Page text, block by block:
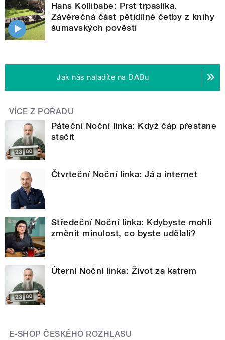
Hans Kollibabe: Prst trpaslíka.
Závěrečná část pětidílné četby z knihy
šumavských pověstí
Jak nás naladíte na DABu
VÍCE Z POŘADU
Páteční Noční linka: Když čáp přestane
stačit
Čtvrteční Noční linka: Já a internet
Středeční Noční linka: Kdybyste mohli
změnit minulost, co byste udělali?
Úterní Noční linka: Život za katrem
E-SHOP ČESKÉHO ROZHLASU